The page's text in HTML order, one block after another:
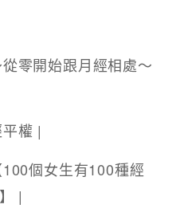
零開始跟月經相處～
權 |
個女生有100種經
|